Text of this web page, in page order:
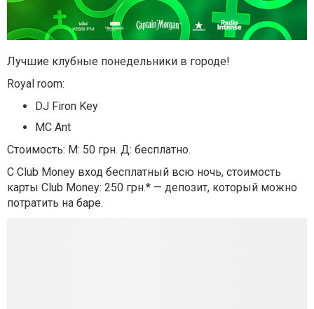
Лучшие клубные понедельники в городе!
Royal room:
DJ Firon Key
MC Ant
Стоимость: М: 50 грн. Д: бесплатно.
С Club Money вход бесплатный всю ночь, стоимость
карты Club Money: 250 грн.* — депозит, который можно
потратить на баре.